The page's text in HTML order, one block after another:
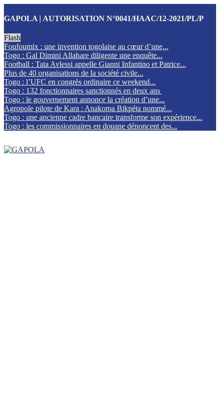
GAPOLA | AUTORISATION N°0041/HAAC/12-2021/PL/P
Flash
Foufoumix : une invention togolaise au cœur d’une...
Togo : Gal Dimini Allahare diligente une enquête...
Football : Tata Avlessi appelle Gianni Infantino et Patrice...
Plus de 40 organisations de la société civile...
Togo : l’UFC en congrès ordinaire ce weekend...
Togo : 132 fonctionnaires sanctionnés en deux ans
Togo : le gouvernement annonce la création d’une...
Agropole pilote de Kara : Anakoma Bikpéta nommé...
Togo : une ancienne cadre bancaire transforme son expérience...
Togo : les commissionnaires en douane dénoncent des...